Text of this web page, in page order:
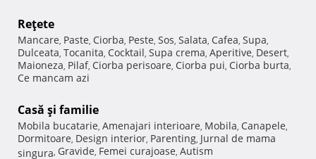
Reţete
Mancare, Paste, Ciorba, Peste, Sos, Salata, Cafea, Supa,
Dulceata, Tocanita, Cocktail, Supa crema, Aperitive, Desert,
Maioneza, Pilaf, Ciorba perisoare, Ciorba pui, Ciorba burta,
Ce mancam azi
Casă şi familie
Mobila bucatarie, Amenajari interioare, Mobila, Canapele,
Dormitoare, Design interior, Parenting, Jurnal de mama
singura, Gravide, Femei curajoase, Autism